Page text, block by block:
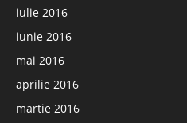
iulie 2016
iunie 2016
mai 2016
aprilie 2016
martie 2016